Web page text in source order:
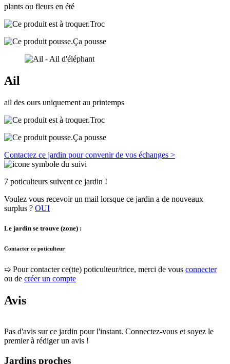
plants ou fleurs en été
Troc
Ça pousse
Ail
ail des ours uniquement au printemps
Troc
Ça pousse
Contactez ce jardin pour convenir de vos échanges >
7 poticulteurs suivent ce jardin !
Voulez vous recevoir un mail lorsque ce jardin a de nouveaux
surplus ? OUI
Le jardin se trouve (zone) :
Contacter ce poticulteur
➯ Pour contacter ce(tte) poticulteur/trice, merci de vous connecter
ou de créer un compte
Avis
Pas d'avis sur ce jardin pour l'instant. Connectez-vous et soyez le
premier à rédiger un avis !
Jardins proches